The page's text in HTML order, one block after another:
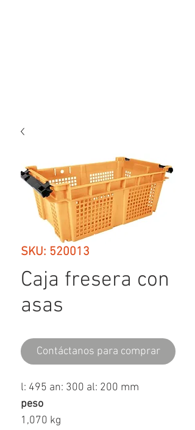
SKU: 520013
Caja fresera con
asas
Contáctanos para comprar
l: 495 an: 300 al: 200 mm
peso
1,070 kg